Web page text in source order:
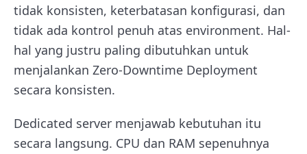
tidak konsisten, keterbatasan konfigurasi, dan
tidak ada kontrol penuh atas environment. Hal-
hal yang justru paling dibutuhkan untuk
menjalankan Zero-Downtime Deployment
secara konsisten.
Dedicated server menjawab kebutuhan itu
secara langsung. CPU dan RAM sepenuhnya